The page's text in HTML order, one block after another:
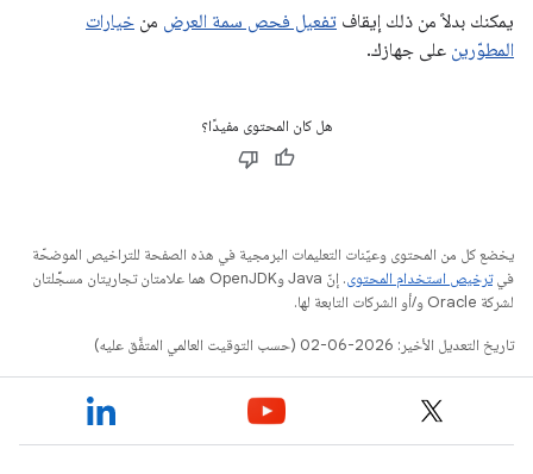
يمكنك بدلاً من ذلك إيقاف تفعيل فحص سمة العرض من خيارات
المطوّرين على جهازك.
هل كان المحتوى مفيدًا؟
يخضع كل من المحتوى وعيّنات التعليمات البرمجية في هذه الصفحة للتراخيص الموضحّة
فيترخيص استخدام المحتوى
. إنّ Java وOpenJDK هما علامتان تجاريتان مسجَّلتان
لشركة Oracle و/أو الشركات التابعة لها.
تاريخ التعديل الأخير: 2026-06-02 (حسب التوقيت العالمي المتفَّق عليه)